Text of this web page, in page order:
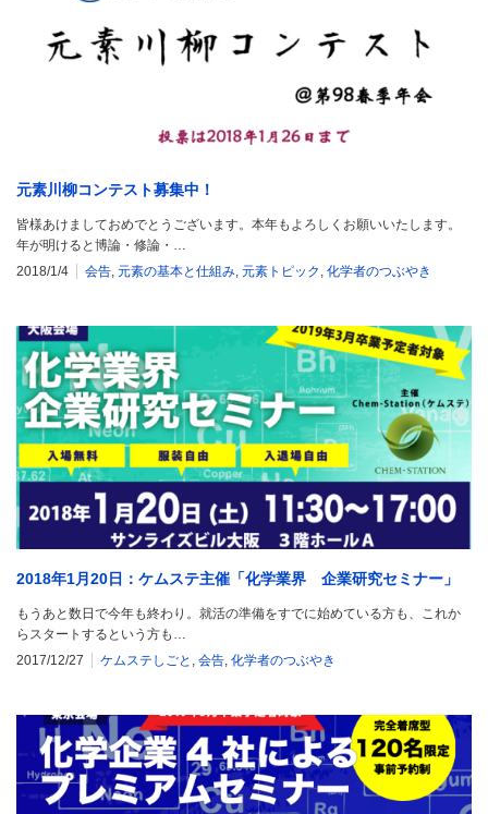
元素川柳コンテスト募集中！
皆様あけましておめでとうございます。本年もよろしくお願いいたします。
年が明けると博論・修論・…
2018/1/4
会告, 元素の基本と仕組み, 元素トピック , 化学者のつぶやき
2018年1月20日：ケムステ主催「化学業界 企業研究セミナー」
もうあと数日で今年も終わり。就活の準備をすでに始めている方も、これか
らスタートするという方も…
2017/12/27
ケムステしごと , 会告, 化学者のつぶやき